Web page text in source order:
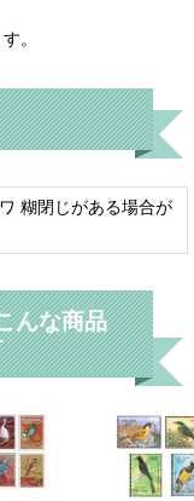
。
糊閉じがある場合が
んな商品